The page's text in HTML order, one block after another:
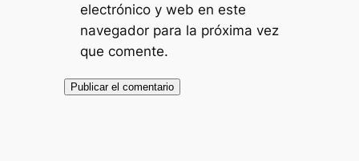
electrónico y web en este
navegador para la próxima vez
que comente.